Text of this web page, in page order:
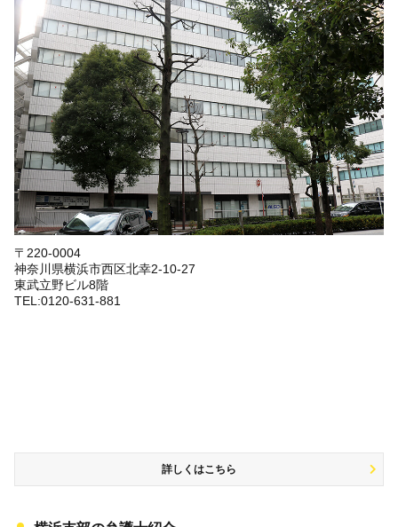
〒220-0004
神奈川県横浜市西区北幸2-10-27
東武立野ビル8階
TEL:0120-631-881
詳しくはこちら